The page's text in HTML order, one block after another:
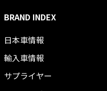
BRAND INDEX
日本車情報​
輸入車情報
サプライヤー